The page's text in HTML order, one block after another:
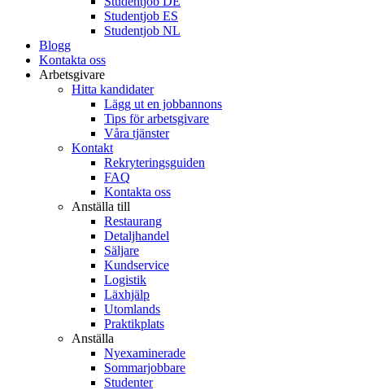
Studentjob ES
Studentjob NL
Blogg
Kontakta oss
Arbetsgivare
Hitta kandidater
Lägg ut en jobbannons
Tips för arbetsgivare
Våra tjänster
Kontakt
Rekryteringsguiden
FAQ
Kontakta oss
Anställa till
Restaurang
Detaljhandel
Säljare
Kundservice
Logistik
Läxhjälp
Utomlands
Praktikplats
Anställa
Nyexaminerade
Sommarjobbare
Studenter